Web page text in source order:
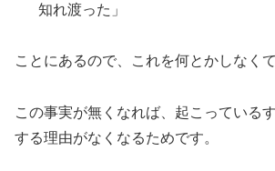
知れ渡った」
ことにあるので、これを何とかしなく
この事実が無くなれば、起こっている
する理由がなくなるためです。